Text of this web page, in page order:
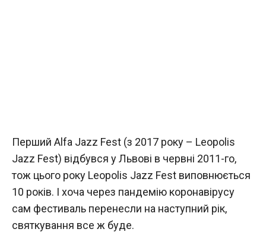
Перший Alfa Jazz Fest (з 2017 року – Leopolis
Jazz Fest) відбувся у Львові в червні 2011-го,
тож цього року Leopolis Jazz Fest виповнюється
10 років. І хоча через пандемію коронавірусу
сам фестиваль перенесли на наступний рік,
святкування все ж буде.